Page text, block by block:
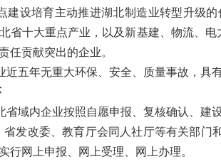
建设培育主动推进湖北制造业转型升级
省十大重点产业，以及新基建、物流、
任贡献突出的企业。
五年无重大环保、安全、质量事故，具
域内企业按照自愿申报、复核确认、建
省发改委、教育厅会同人社厅等有关部
行网上申报、网上受理、网上办理。